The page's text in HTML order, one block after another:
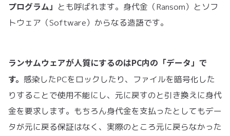
プログラム」 とも呼ばれます。身代金（Ransom）とソフ
トウェア（Software）からなる造語です。
ランサムウェアが人質にするのはPC内の「データ」で
す。 感染したPCをロックしたり、ファイルを暗号化した
りすることで使用不能にし、元に戻すのと引き換えに身代
金を要求します。もちろん身代金を支払ったとしてもデー
タが元に戻る保証はなく、実際のところ元に戻らなかった